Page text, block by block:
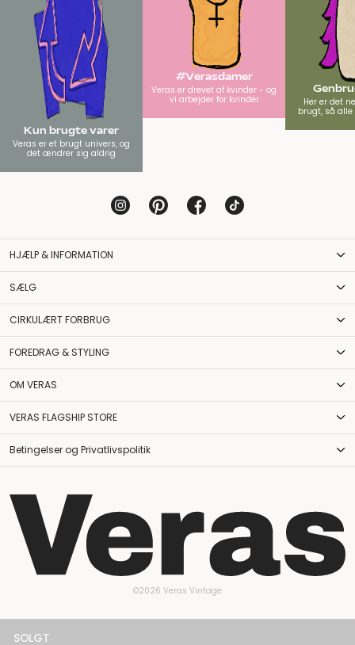
SOLGT
Kun brugte varer
Veras er et brugt univers, og
det ændrer sig aldrig
#Verasdamer
Veras er drevet af kvinder - og
vi arbejder for kvinder
Her er det
brugt, så
HJÆLP & INFORMATION
SÆLG
CIRKULÆRT FORBRUG
FOREDRAG & STYLING
OM VERAS
VERAS FLAGSHIP STORE
Betingelser og Privatlivspolitik
©2026 Veras Vintage